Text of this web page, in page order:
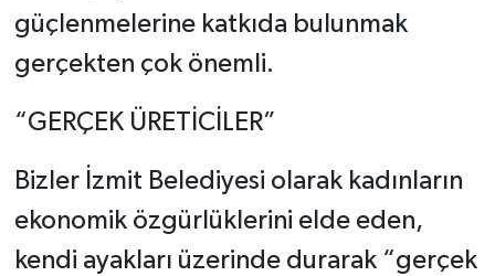
güçlenmelerine katkıda bulunmak
gerçekten çok önemli.
“GERÇEK ÜRETİCİLER”
Bizler İzmit Belediyesi olarak kadınların
ekonomik özgürlüklerini elde eden,
kendi ayakları üzerinde durarak “gerçek